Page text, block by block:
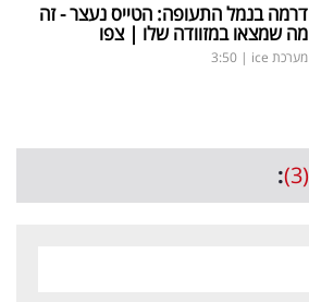
דרמה בנמל התעופה: הטייס נעצר - זה
מה שמצאו במזוודה שלו | צפו
מערכת ice |
3:50
(3)
: